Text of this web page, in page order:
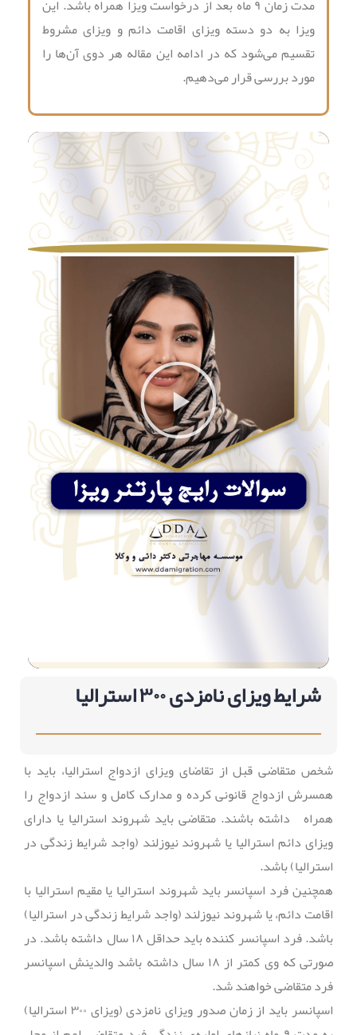
مدت زمان ۹ ماه بعد از درخواست ویزا همراه باشد. این
ویزا به دو دسته ویزای اقامت دائم و ویزای مشروط
تقسیم می‌شود که در ادامه این مقاله هر دوی آن‌ها را
مورد بررسی قرار می‌دهیم.
شرایط ویزای نامزدی ۳۰۰ استرالیا
‬همراه‭ ‬ ‭ ‬داشته‭ ‬باشند. متقاضی باید شهروند استرالیا یا دارای
ویزای دائم استرالیا یا شهروند نیوزلند (واجد شرایط زندگی در
استرالیا) باشد.‬‬‬‬‬‬‬‬‬‬‬‬‬‬‬‬‬‬‬‬‬‬‬‬‬‬‬‬‬‬‬‬‬‬‬‬‬‬‬‬‬‬‬‬‬‬‬‬‬‬‬‬‬‬‬‬‬‬‬‬
همچنین فرد اسپانسر باید شهروند استرالیا یا مقیم استرالیا با
اقامت دائم، یا شهروند نیوزلند (واجد شرایط زندگی در استرالیا)
باشد. فرد اسپانسر کننده باید حداقل ۱۸ سال داشته باشد. در
صورتی که وی کمتر از ۱۸ سال داشته باشد والدینش اسپانسر
فرد متقاضی خواهند شد.
اسپانسر باید از زمان صدور ویزای نامزدی (ویزای ۳۰۰ استرالیا)